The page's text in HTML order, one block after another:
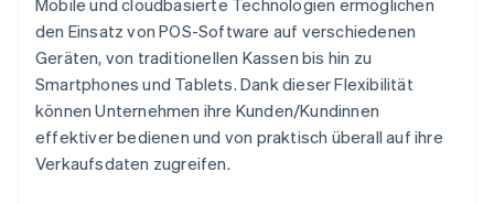
Mobile und cloudbasierte Technologien ermöglichen
den Einsatz von POS-Software auf verschiedenen
Geräten, von traditionellen Kassen bis hin zu
Smartphones und Tablets. Dank dieser Flexibilität
können Unternehmen ihre Kunden/Kundinnen
effektiver bedienen und von praktisch überall auf ihre
Verkaufsdaten zugreifen.